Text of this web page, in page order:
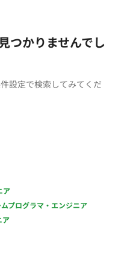
つかりませんでし
設定で検索してみてくだ
ア
プログラマ・エンジニア
ア